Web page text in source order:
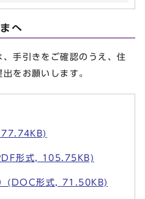
へ
手引きをご確認のうえ、住
をお願いします。
形式, 105.75KB)
(DOC形式, 71.50KB)